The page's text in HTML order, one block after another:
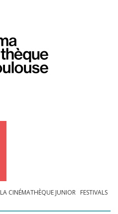
LA CINÉMATHÈQUE JUNIOR FESTIVALS